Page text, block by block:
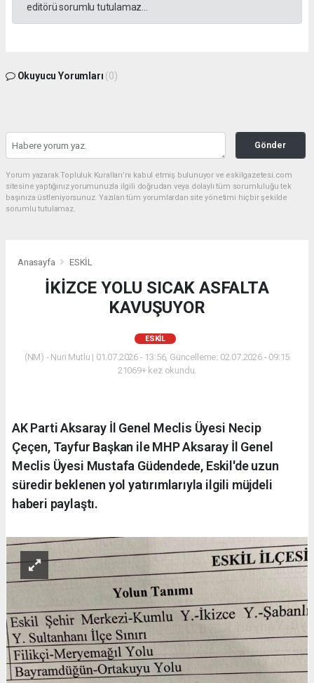
editörü sorumlu tutulamaz...
Okuyucu Yorumları (0)
Gönder
Yorum yazarak Topluluk Kuralları’nı kabul etmiş bulunuyor ve eskilgazetesi.com
sitesine yaptığınız yorumunuzla ilgili doğrudan veya dolaylı tüm sorumluluğu tek
başınıza üstleniyorsunuz. Yazılan tüm yorumlardan site yönetimi hiçbir şekilde
sorumlu tutulamaz.
Anasayfa ESKİL
İKİZCE YOLU SICAK ASFALTA
KAVUŞUYOR
ESKİL
(NM) - Nuri Mutlu | 01.07.2026 - 13:56, Güncelleme: 02.07.2026 - 09:15
21069+ kez okundu.
AK Parti Aksaray İl Genel Meclis Üyesi Necip
Çeçen, Tayfur Başkan ile MHP Aksaray İl Genel
Meclis Üyesi Mustafa Güdendede, Eskil'de uzun
süredir beklenen yol yatırımlarıyla ilgili müjdeli
haberi paylaştı.